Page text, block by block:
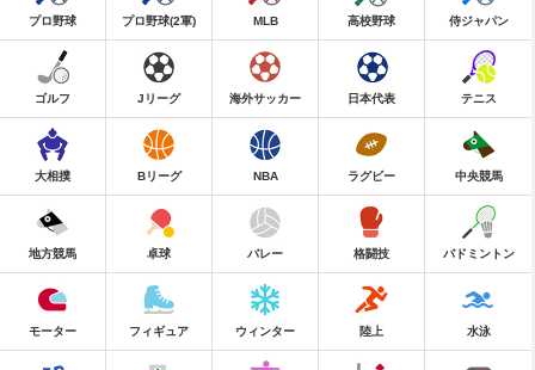
プロ野球 プロ野球(2軍) MLB 高校野球 侍ジャパン
ゴルフ Jリーグ 海外サッカー 日本代表 テニス
大相撲 Bリーグ NBA ラグビー 中央競馬
地方競馬 卓球 バレー 格闘技 バドミントン
モーター フィギュア ウィンター 陸上 水泳